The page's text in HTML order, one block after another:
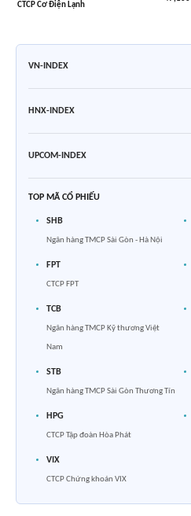
CTCP Cơ Điện Lạnh
VN-INDEX
HNX-INDEX
UPCOM-INDEX
TOP MÃ CỔ PHIẾU
SHB
Ngân hàng TMCP Sài Gòn - Hà Nội
FPT
CTCP FPT
TCB
Ngân hàng TMCP Kỹ thương Việt
Nam
STB
Ngân hàng TMCP Sài Gòn Thương Tín
HPG
CTCP Tập đoàn Hòa Phát
VIX
CTCP Chứng khoán VIX